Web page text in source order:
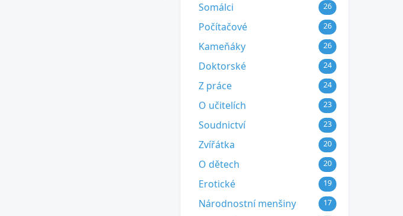
Somálci 26
Počítačové 26
Kameňáky 26
Doktorské 24
Z práce 24
O učitelích 23
Soudnictví 23
Zvířátka 20
O dětech 20
Erotické 19
Národnostní menšiny 17